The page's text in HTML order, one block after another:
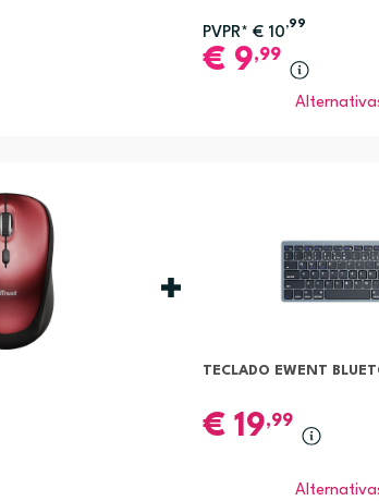
PVPR* € 10
,99
€ 9,99
TECLADO EWENT
€ 19,99